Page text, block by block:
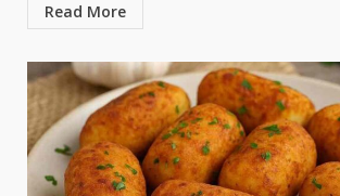
Read More